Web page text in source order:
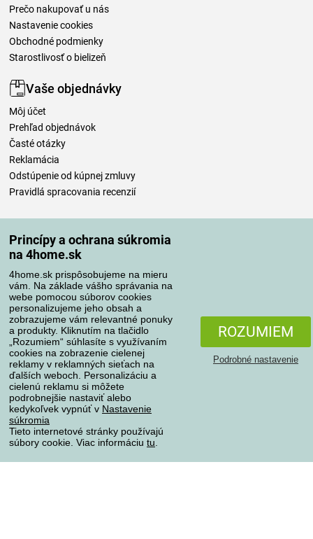
Princípy a ochrana súkromia
na 4home.sk
4home.sk prispôsobujeme na mieru
vám. Na základe vášho správania na
webe pomocou súborov cookies
personalizujeme jeho obsah a
zobrazujeme vám relevantné ponuky
a produkty. Kliknutím na tlačidlo
„Rozumiem“ súhlasíte s využívaním
cookies na zobrazenie cielenej
reklamy v reklamných sieťach na
ďalších weboch. Personalizáciu a
cielenú reklamu si môžete
podrobnejšie nastaviť alebo
kedykoľvek vypnúť v Nastavenie
súkromia
Tieto internetové stránky používajú
súbory cookie. Viac informáciu tu
ROZUMIEM
Podrobné nastavenie
Prečo nakupovať u nás
Nastavenie cookies
Obchodné podmienky
Starostlivosť o bielizeň
Vaše objednávky
Môj účet
Prehľad objednávok
Časté otázky
Reklamácia
Odstúpenie od kúpnej zmluvy
Pravidlá spracovania recenzií
Spôsoby platby
Spoľahlivý obchod